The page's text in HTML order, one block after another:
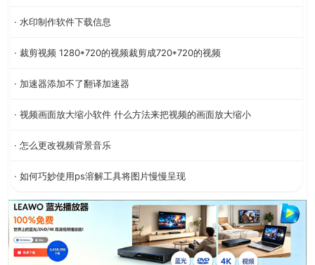
· 水印制作软件下载信息
· 裁剪视频 1280*720的视频裁剪成720*720的视频
· 加速器添加不了翻译加速器
· 视频画面放大缩小软件 什么方法来把视频的画面放大缩小
· 怎么更改视频背景音乐
· 如何巧妙使用ps溶解工具将图片慢慢呈现